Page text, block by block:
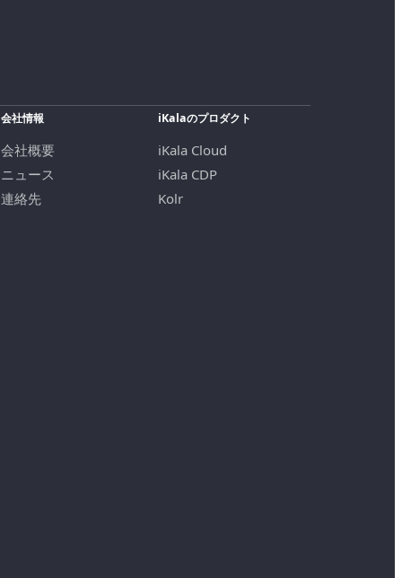
会社情報
会社概要
ニュース
連絡先
iKalaのプロダクト
iKala Cloud
iKala CDP
Kolr